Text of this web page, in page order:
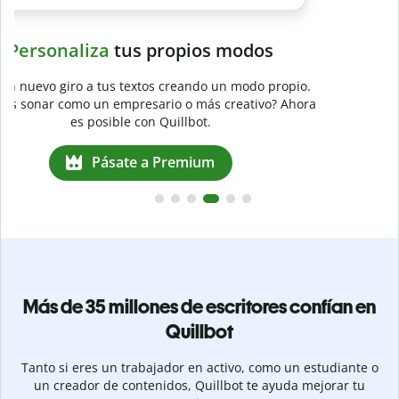
Más de 35 millones de escritores confían en
Quillbot
Tanto si eres un trabajador en activo, como un estudiante o
un creador de contenidos, Quillbot te ayuda mejorar tu